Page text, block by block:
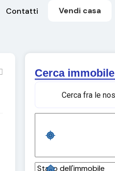
Contatti Vendi casa
Cerca immobile